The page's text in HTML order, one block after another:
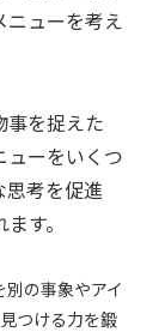
ニューを考え
事を捉えた
ューをいくつ
思考を促進
す。
別の事象やアイ
つける力を鍛